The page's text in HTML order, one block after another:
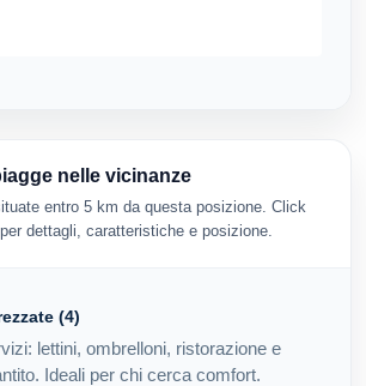
nelle vicinanze
entro 5 km da questa posizione. Click
dettagli, caratteristiche e posizione.
(4)
lettini, ombrelloni, ristorazione e
Ideali per chi cerca comfort.